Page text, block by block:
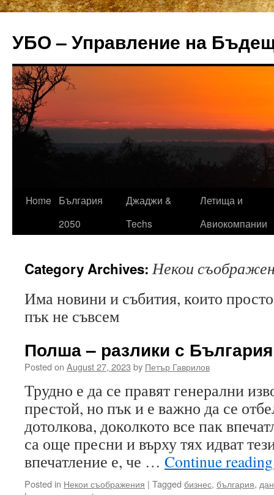
УБО – Управление на
Skip
Home
България
2050
Джаджи &
Techs
Летища и
Авиокомпании
Category Archives:Некои
Има новини и събития, които
пък не съвсем
Полша – разлики с България
Posted on August 27, 2023 by Петър Гаврилов
Трудно е да се правят генерални
престой, но пък и е важно да се
дотолкова, доколкото все пак
са още пресни и върху тях идват
впечатление е, че … Continue
Posted in Некои съображения | Tagged бизнес, българия,